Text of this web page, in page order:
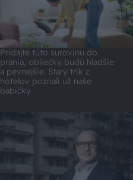
Pridajte túto surovinu do
prania, obliečky budú hladšie
a pevnejšie. Starý trik z
hotelov poznali už naše
babičky